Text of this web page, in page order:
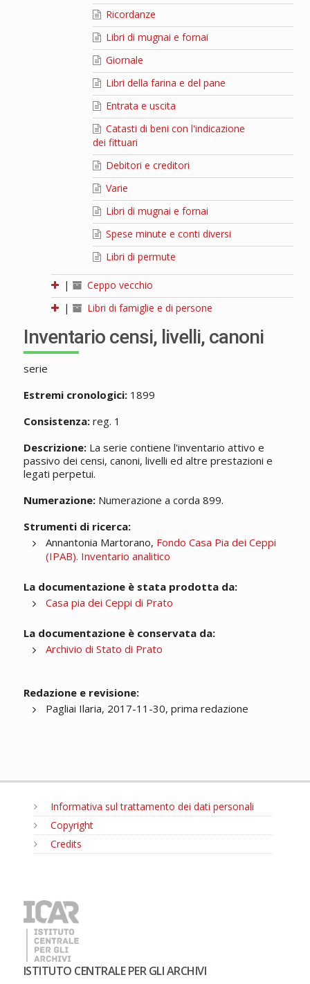
Ricordanze
Libri di mugnai e fornai
Giornale
Libri della farina e del pane
Entrata e uscita
Catasti di beni con l'indicazione
dei fittuari
Debitori e creditori
Varie
Libri di mugnai e fornai
Spese minute e conti diversi
Libri di permute
|
Ceppo vecchio
|
Libri di famiglie e di persone
Inventario censi, livelli, canoni
serie
Estremi cronologici:1899
Consistenza:reg. 1
Descrizione:La serie contiene l'inventario attivo e
passivo dei censi, canoni, livelli ed altre prestazioni e
legati perpetui.
Numerazione:Numerazione a corda 899.
Strumenti di ricerca:
Annantonia Martorano, Fondo Casa Pia dei Ceppi
(IPAB). Inventario analitico
La documentazione è stata prodotta da:
Casa pia dei Ceppi di Prato
La documentazione è conservata da:
Archivio di Stato di Prato
Redazione e revisione:
Pagliai Ilaria, 2017-11-30, prima redazione
Informativa sul trattamento dei dati personali
Copyright
Credits
ISTITUTO CENTRALE PER GLI ARCHIVI